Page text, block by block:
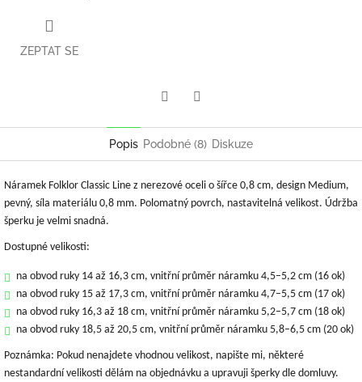
ZEPTAT SE
Popis Podobné (8) Diskuze
Náramek Folklor Classic Line z nerezové oceli o šířce 0,8 cm, design Medium,
pevný, síla materiálu 0,8 mm. Polomatný povrch, nastavitelná velikost. Údržba
šperku je velmi snadná.
Dostupné velikosti:
na obvod ruky 14 až 16,3 cm, vnitřní průměr náramku 4,5–5,2 cm (16 ok)
na obvod ruky 15 až 17,3 cm, vnitřní průměr náramku 4,7–5,5 cm (17 ok)
na obvod ruky 16,3 až 18 cm, vnitřní průměr náramku 5,2–5,7 cm (18 ok)
na obvod ruky 18,5 až 20,5 cm, vnitřní průměr náramku 5,8–6,5 cm (20 ok)
Poznámka: Pokud nenajdete vhodnou velikost, napište mi, některé
nestandardní velikosti dělám na objednávku a upravuji šperky dle domluvy.